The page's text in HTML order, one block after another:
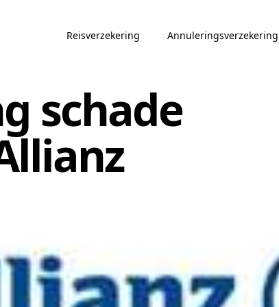
Reisverzekering Annuleringsverzekering
schade